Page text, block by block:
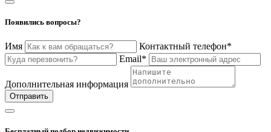
Появились вопросы?
Имя
Контактный телефон*
Email*
Дополнительная информация
Отправить